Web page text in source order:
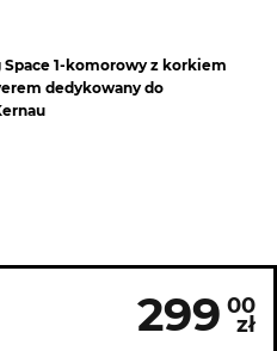
Space 1-komorowy z korkiem
dedykowany do
299 00
zł